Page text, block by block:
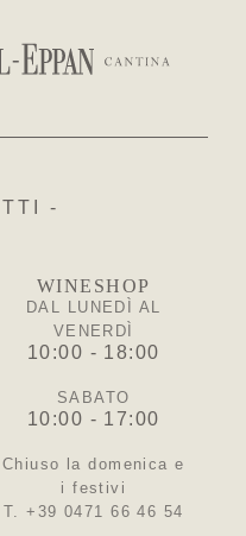
-
WINESHOP
DAL LUNEDÌ AL
VENERDÌ
10:00 - 18:00
SABATO
10:00 - 17:00
Chiuso la domenica e
i festivi
T. +39 0471 66 46 54